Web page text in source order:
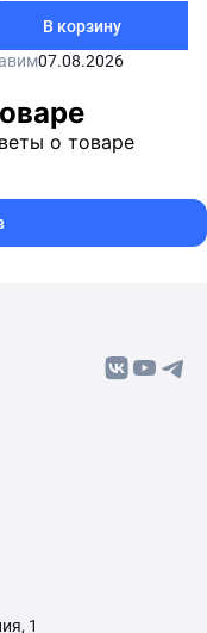
В корзину
07.08.2026
о товаре
1